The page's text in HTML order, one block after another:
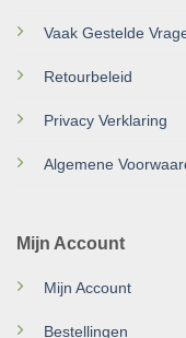
Vaak Gestelde
Retourbeleid
Privacy Verklaring
Algemene
Mijn Account
Mijn Account
Bestellingen